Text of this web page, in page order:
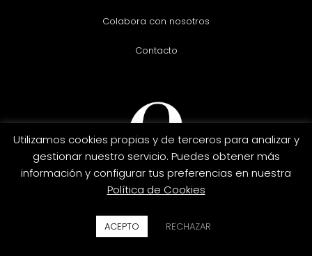
Colabora con nosotros
Contacto
Copyright © 2026. Essenah.
Credit
Utilizamos cookies propias y de terceros para analizar y
gestionar nuestro servicio. Puedes obtener más
información y configurar tus preferencias en nuestra
Política de Cookies
ACEPTO RECHAZAR